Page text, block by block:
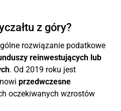
z góry?
rozwiązanie podatkowe
reinwestujących lub
. Od 2019 roku jest
przedwczesne
oczekiwanych wzrostów